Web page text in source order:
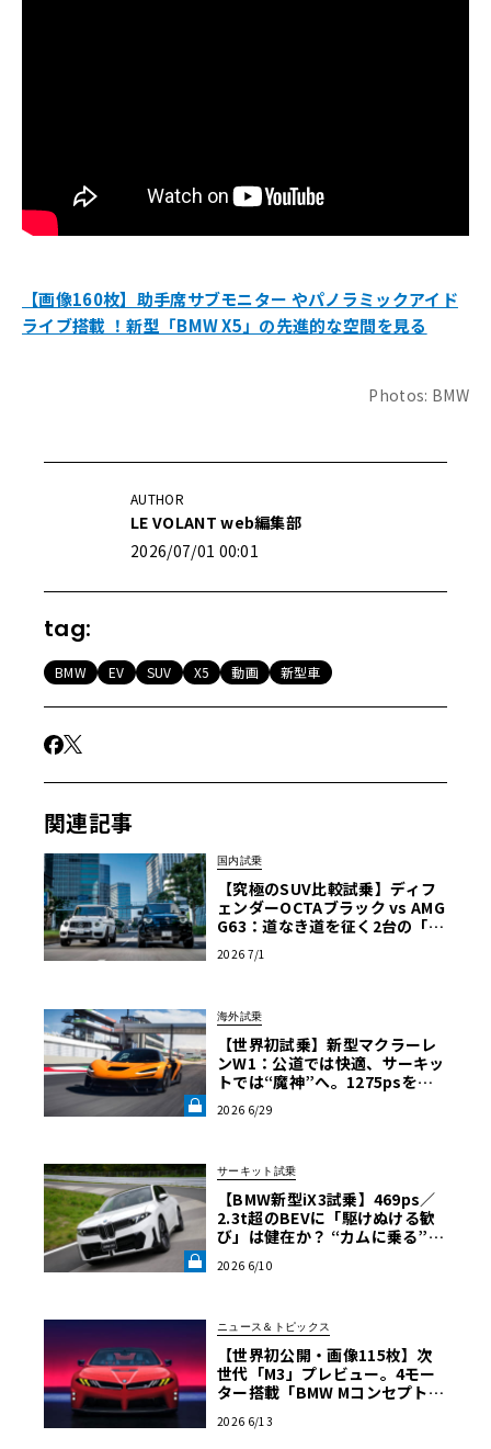
【画像160枚】助手席サブモニター やパノラミックアイド
ライブ搭載 ！新型「BMW X5」の先進的な空間を見る
Photos: BMW
AUTHOR
LE VOLANT web編集部
2026/07/01 00:01
tag:
BMW EV SUV X5 動画 新型車
関連記事
国内試乗
【究極のSUV比較試乗】ディフ
ェンダーOCTAブラック vs AMG
G63：道なき道を征く2台の「対
2026 7/1
海外試乗
【世界初試乗】新型マクラーレ
ンW1：公道では快適、サーキッ
トでは“魔神”へ。1275psを後
《LE VOLANT LAB》
2026 6/29
サーキット試乗
【BMW新型iX3試乗】469ps／
2.3t超のBEVに「駆けぬける歓
び」は健在か？ “カムに乗る”官
NT LAB》
2026 6/10
ニュース＆トピックス
【世界初公開・画像115枚】次
世代「M3」プレビュー。4モー
ター搭載「BMW Mコンセプト・
降臨
2026 6/13